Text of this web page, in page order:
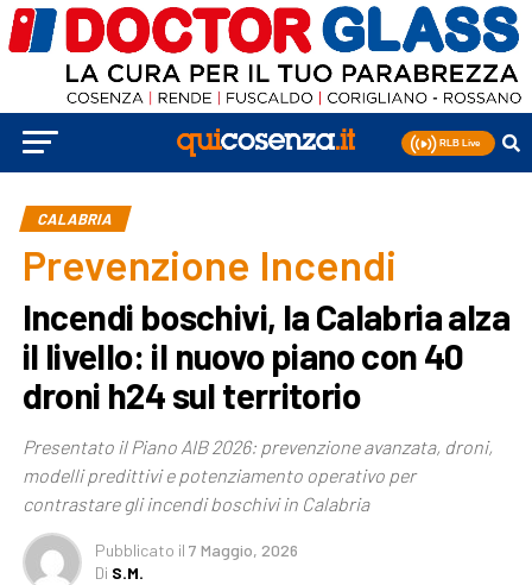
CALABRIA
Prevenzione Incendi
Incendi boschivi, la Calabria alza
il livello: il nuovo piano con 40
droni h24 sul territorio
Presentato il Piano AIB 2026: prevenzione avanzata, droni,
modelli predittivi e potenziamento operativo per
contrastare gli incendi boschivi in Calabria
Pubblicato il 7 Maggio, 2026
Di S.M.